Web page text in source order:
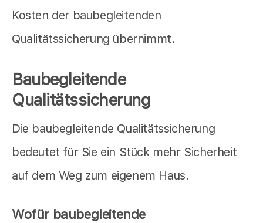
Kosten der baubegleitenden
Qualitätssicherung übernimmt.
Baubegleitende
Qualitätssicherung
Die baubegleitende Qualitätssicherung
bedeutet für Sie ein Stück mehr Sicherheit
auf dem Weg zum eigenem Haus.
Wofür baubegleitende